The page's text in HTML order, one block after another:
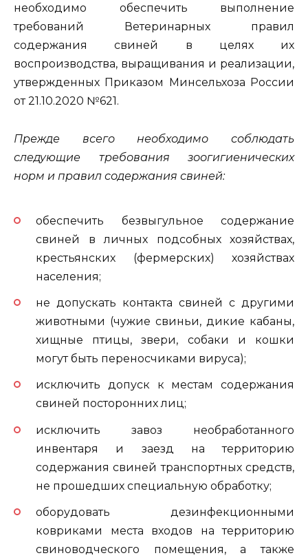
необходимо обеспечить выполнение
требований Ветеринарных правил
содержания свиней в целях их
воспроизводства, выращивания и реализации,
утвержденных Приказом Минсельхоза России
от 21.10.2020 №621.
Прежде всего необходимо соблюдать
следующие требования зоогигиенических
норм и правил содержания свиней:
обеспечить безвыгульное содержание
свиней в личных подсобных хозяйствах,
крестьянских (фермерских) хозяйствах
населения;
не допускать контакта свиней с другими
животными (чужие свиньи, дикие кабаны,
хищные птицы, звери, собаки и кошки
могут быть переносчиками вируса);
исключить допуск к местам содержания
свиней посторонних лиц;
исключить завоз необработанного
инвентаря и заезд на территорию
содержания свиней транспортных средств,
не прошедших специальную обработку;
оборудовать дезинфекционными
ковриками места входов на территорию
свиноводческого помещения, а также